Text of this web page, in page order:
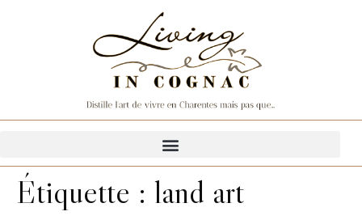
Étiquette : land art